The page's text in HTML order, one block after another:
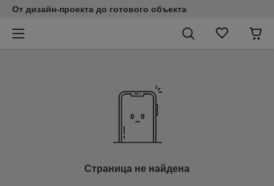
От дизайн-проекта до готового объекта
Страница не найдена